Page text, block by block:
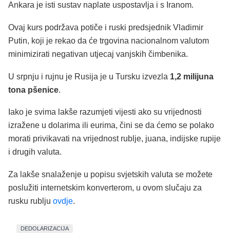
Ankara je isti sustav naplate uspostavlja i s Iranom.
Ovaj kurs podržava potiče i ruski predsjednik Vladimir
Putin, koji je rekao da će trgovina nacionalnom valutom
minimizirati negativan utjecaj vanjskih čimbenika.
U srpnju i rujnu je Rusija je u Tursku izvezla 1,2 milijuna
tona pšenice.
Iako je svima lakše razumjeti vijesti ako su vrijednosti
izražene u dolarima ili eurima, čini se da ćemo se polako
morati privikavati na vrijednost rublje, juana, indijske rupije
i drugih valuta.
Za lakše snalaženje u popisu svjetskih valuta se možete
poslužiti internetskim konverterom, u ovom slučaju za
rusku rublju ovdje.
DEDOLARIZACIJA